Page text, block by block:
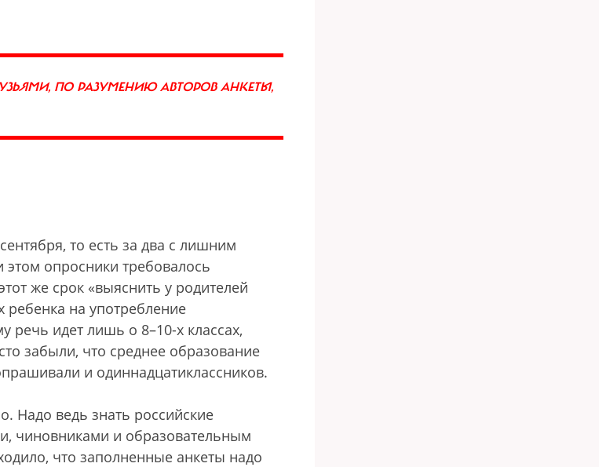
ПО РАЗУМЕНИЮ АВТОРОВ АНКЕТЫ,
то есть за два с лишним
этом опросники требовалось
же срок «выяснить у родителей
ребенка на употребление
речь идет лишь о 8–10-х классах,
забыли, что среднее образование
и одиннадцатиклассников.
Надо ведь знать российские
чиновниками и образовательным
что заполненные анкеты надо